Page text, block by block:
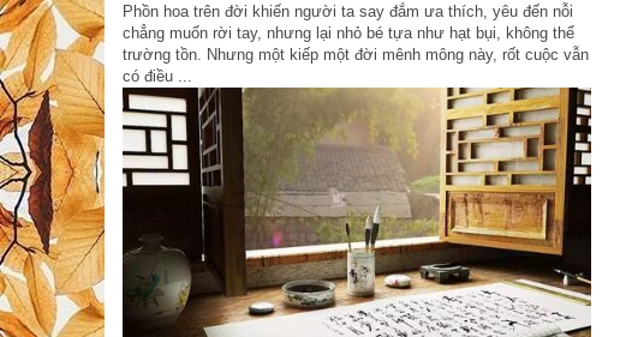
Phồn hoa trên đời khiến người ta say đắm ưa thích, yêu đến nỗi
chẳng muốn rời tay, nhưng lại nhỏ bé tựa như hạt bụi, không thể
trường tồn. Nhưng một kiếp một đời mênh mông này, rốt cuộc vẫn
có điều ...